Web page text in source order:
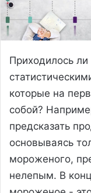
Приходилось
которые на
собой?
предсказать
основываясь
мороженого,
нелепым. В